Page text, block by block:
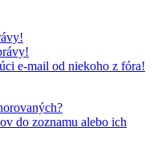
e-mail od niekoho z fóra!
do zoznamu alebo ich